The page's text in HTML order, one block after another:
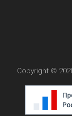
Copyright ©